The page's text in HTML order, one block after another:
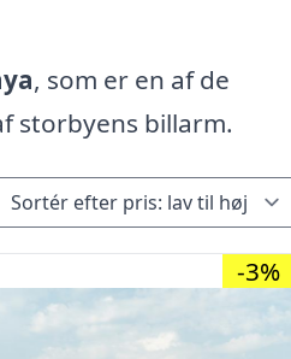
, som er en af de
storbyens billarm.
-3%